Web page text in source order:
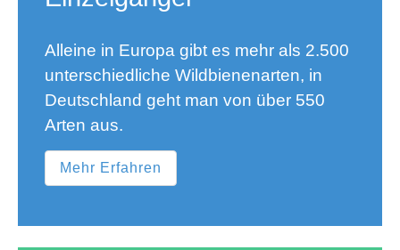
Alleine in Europa gibt es mehr als 2.500
unterschiedliche Wildbienenarten, in
Deutschland geht man von über 550
Arten aus.
Mehr Erfahren